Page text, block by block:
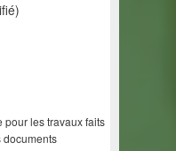
pour les travaux faits
documents